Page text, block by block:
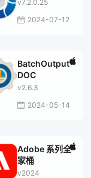
v7.2.0.25
2024-07-12
BatchOutput
DOC
v2.6.3
2024-05-14
Adobe 系列全
家桶
v2024